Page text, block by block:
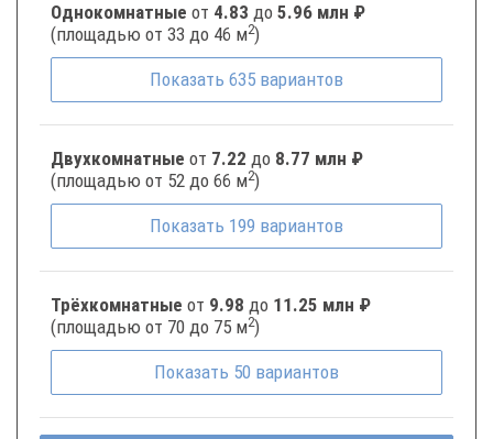
Однокомнатные от 4.83 до 5.96 млн ₽
(площадью от 33 до 46 м2)
Показать 635 вариантов
Двухкомнатные от 7.22 до 8.77 млн ₽
(площадью от 52 до 66 м2)
Показать 199 вариантов
Трёхкомнатные от 9.98 до 11.25 млн ₽
(площадью от 70 до 75 м2)
Показать 50 вариантов